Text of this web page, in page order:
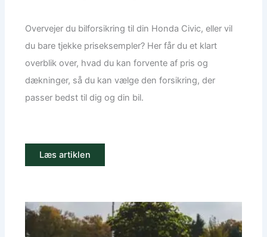
Overvejer du bilforsikring til din Honda Civic, eller vil
du bare tjekke priseksempler? Her får du et klart
overblik over, hvad du kan forvente af pris og
dækninger, så du kan vælge den forsikring, der
passer bedst til dig og din bil.
Læs artiklen